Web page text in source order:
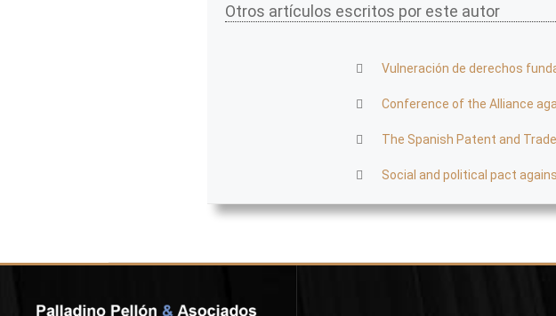
Otros artículos escritos por este autor
Vulneración de derechos
Conference of the Alliance
The Spanish Patent and
Social and political pact